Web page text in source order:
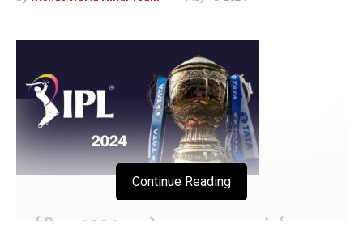
आईपीएल-2024,हार के साथ खत्म हुआ मुंबई का सफर,
Continue Reading